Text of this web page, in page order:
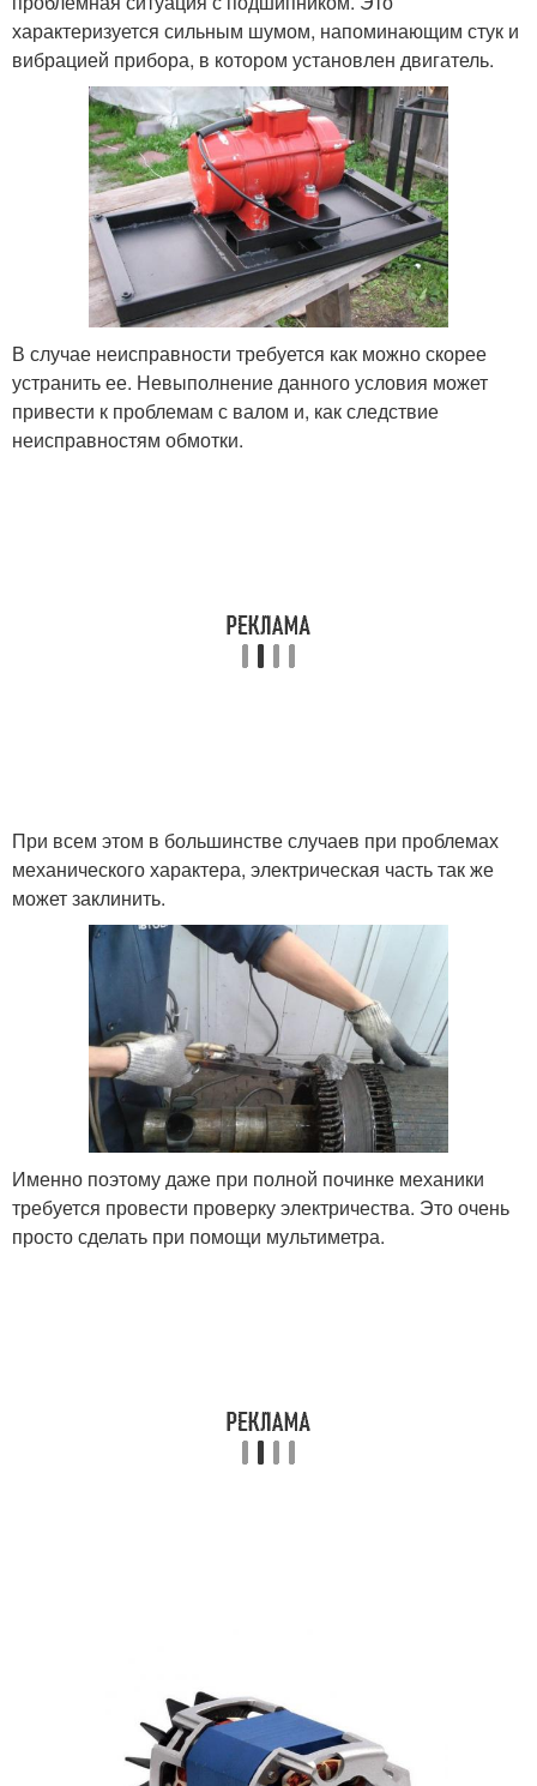
характеризуется сильным шумом, напоминающим стук и
вибрацией прибора, в котором установлен двигатель.
В случае неисправности требуется как можно скорее
устранить ее. Невыполнение данного условия может
привести к проблемам с валом и, как следствие
неисправностям обмотки.
При всем этом в большинстве случаев при проблемах
механического характера, электрическая часть так же
может заклинить.
Именно поэтому даже при полной починке механики
требуется провести проверку электричества. Это очень
просто сделать при помощи мультиметра.